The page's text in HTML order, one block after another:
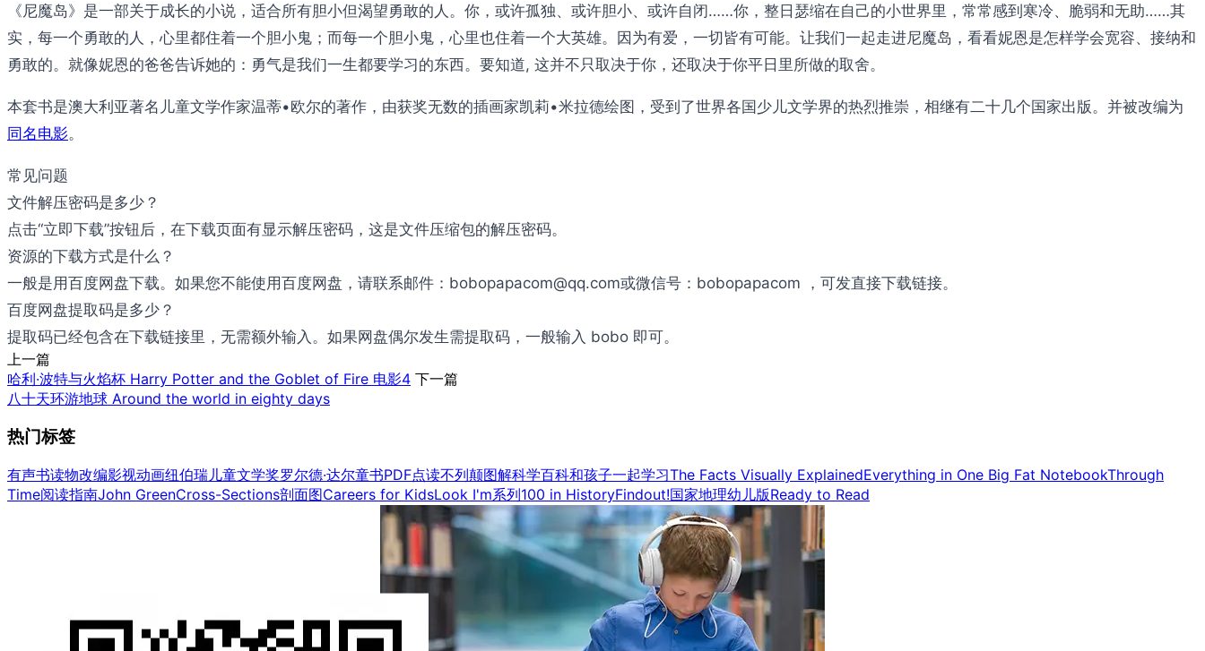
《尼魔岛》是一部关于成长的小说，适合所有胆小但渴望勇敢的人。你，或许孤独、或许胆小、或许自闭……你，整日瑟缩在自己的小世界里，常常感到寒冷、脆弱和无助……其
实，每一个勇敢的人，心里都住着一个胆小鬼；而每一个胆小鬼，心里也住着一个大英雄。因为有爱，一切皆有可能。让我们一起走进尼魔岛，看看妮恩是怎样学会宽容、接纳和
勇敢的。就像妮恩的爸爸告诉她的：勇气是我们一生都要学习的东西。要知道, 这并不只取决于你，还取决于你平日里所做的取舍。
本套书是澳大利亚著名儿童文学作家温蒂•欧尔的著作，由获奖无数的插画家凯莉•米拉德绘图，受到了世界各国少儿文学界的热烈推崇，相继有二十几个国家出版。并被改编为
同名电影。
常见问题
文件解压密码是多少？
点击“立即下载”按钮后，在下载页面有显示解压密码，这是文件压缩包的解压密码。
资源的下载方式是什么？
一般是用百度网盘下载。如果您不能使用百度网盘，请联系邮件：bobopapacom@qq.com或微信号：bobopapacom ，可发直接下载链接。
百度网盘提取码是多少？
提取码已经包含在下载链接里，无需额外输入。如果网盘偶尔发生需提取码，一般输入 bobo 即可。
上一篇
哈利·波特与火焰杯 Harry Potter and the Goblet of Fire 电影4 下一篇
八十天环游地球 Around the world in eighty days
热门标签
有声书读物改编影视动画纽伯瑞儿童文学奖罗尔德·达尔童书PDF点读不列颠图解科学百科和孩子一起学习The Facts Visually ExplainedEverything in One Big Fat NotebookThrough
Time阅读指南John GreenCross-Sections剖面图Careers for KidsLook I'm系列100 in HistoryFindout!国家地理幼儿版Ready to Read